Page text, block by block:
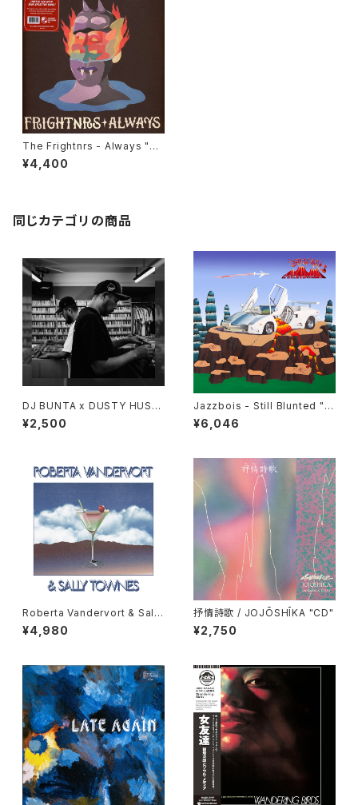
The Frightnrs - Always "L
P"
¥4,400
同じカテゴリの商品
DJ BUNTA x DUSTY HUSK
Y - 47 CAMPiN DIGGiN "C
D"
¥2,500
Jazzbois - Still Blunted "L
P"
¥6,046
Roberta Vandervort & Sally
Townes "LP"
¥4,980
抒情詩歌 / JOJŌSHĪKA "CD"
¥2,750